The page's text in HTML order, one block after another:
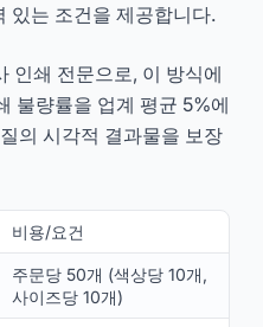
있는 조건을 제공합니다.
인쇄 전문으로, 이 방식에
불량률을 업계 평균 5%에
의 시각적 결과물을 보장
비용/요건
주문당 50개 (색상당 10개,
사이즈당 10개)